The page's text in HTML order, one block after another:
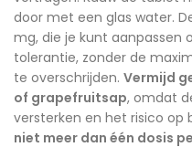
door met een glas water.
mg, die je kunt aanpassen
tolerantie, zonder de
te overschrijden. Vermijd
of grapefruitsap, omdat
versterken en het risico op
niet meer dan één dosis